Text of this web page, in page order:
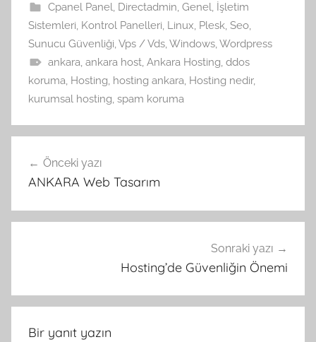
Cpanel Panel, Directadmin, Genel, İşletim
Sistemleri, Kontrol Panelleri, Linux, Plesk, Seo,
Sunucu Güvenliği,Vps / Vds,Windows,Wordpress
ankara, ankara host, Ankara Hosting, ddos
koruma, Hosting, hosting ankara, Hosting nedir,
kurumsal hosting, spam koruma
gezinmesi
Önceki yazı
ANKARA Web Tasarım
Sonraki yazı
Hosting’de Güvenliğin Önemi
Bir yanıt yazın